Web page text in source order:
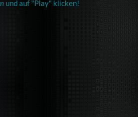
und auf "Play" klicken!